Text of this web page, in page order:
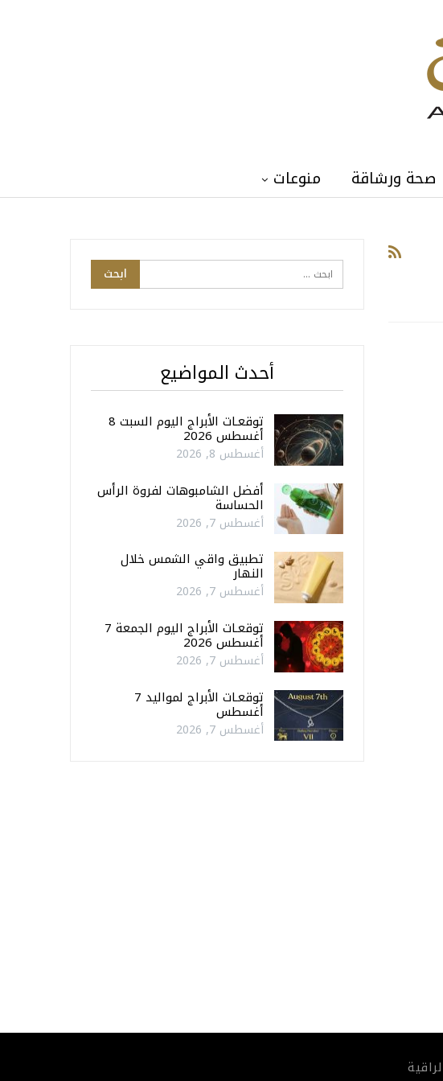
صحة ورشاقة منوعات
أحدث المواضيع
توقعـات الأبراج اليوم السبت 8
أغسطس 2026
أغسطس 8, 2026
أفضل الشامبوهات لفروة الرأس
الحساسة
أغسطس 7, 2026
تطبيق واقي الشمس خلال
النهار
أغسطس 7, 2026
توقعـات الأبراج اليوم الجمعة 7
أغسطس 2026
أغسطس 7, 2026
توقعـات الأبراج لمواليد 7
أغسطس
أغسطس 7, 2026